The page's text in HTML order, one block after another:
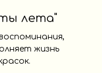
лета"
жизнь